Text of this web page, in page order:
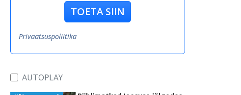
TOETA SIIN
Privaatsuspoliitika
AUTOPLAY